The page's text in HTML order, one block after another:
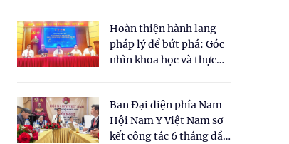
Hoàn thiện hành lang
pháp lý để bứt phá: Góc
nhìn khoa học và thực
cho Luật Y dược cổ
truyền Việt Nam"
Ban Đại diện phía Nam
Hội Nam Y Việt Nam sơ
kết công tác 6 tháng đầu